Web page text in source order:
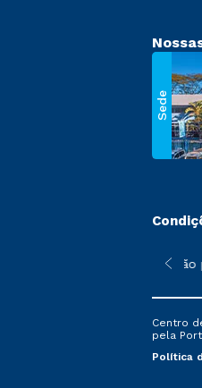
Sede
sofrer alterações
*A condição
Centro
pela
Política